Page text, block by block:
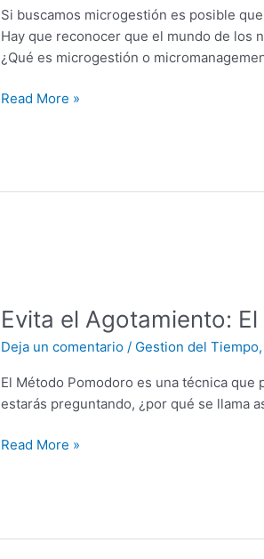
Si buscamos microgestión es posible
Hay que reconocer que el mundo de los
¿Qué es microgestión o
botella
en
tu
la
Read More »
Evita el Agotamiento:
Deja un comentario / Gestion del Tiempo,
El Método Pomodoro es una técnica
estarás preguntando, ¿por qué se llama
Agotamiento:
método
Pomodoro
Read More »